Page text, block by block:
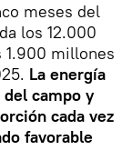
meses del
los 12.000
1.900 millones
La energía
campo y
cada vez
favorable